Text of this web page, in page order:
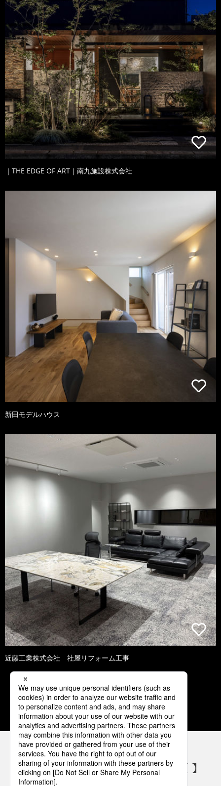
｜THE EDGE OF ART｜南九施設株式会社
新田モデルハウス
近藤工業株式会社 社屋リフォーム工事
1 2 3 4 5
パナソニックの電気設備 SNSアカウント